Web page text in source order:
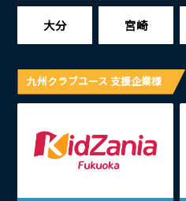
大分 宮崎
九州クラブユース 支援企業様